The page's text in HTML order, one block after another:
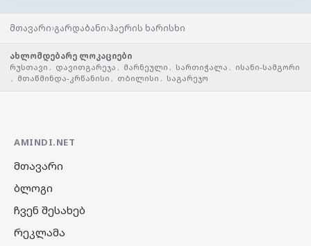
მთავარი›გარდაბანი›ჰაერის ხარისხი
ახლომდებარე ლოკაციები
რუსთავი , დავითგარეჯა , მარნეული , სართიჭალა , ისანი-სამგორი
, მთაწმინდა-კრწანისი , თბილისი , საგარეჯო
AMINDI.NET
მთავარი
ბლოგი
ჩვენ შესახებ
რეკლამა